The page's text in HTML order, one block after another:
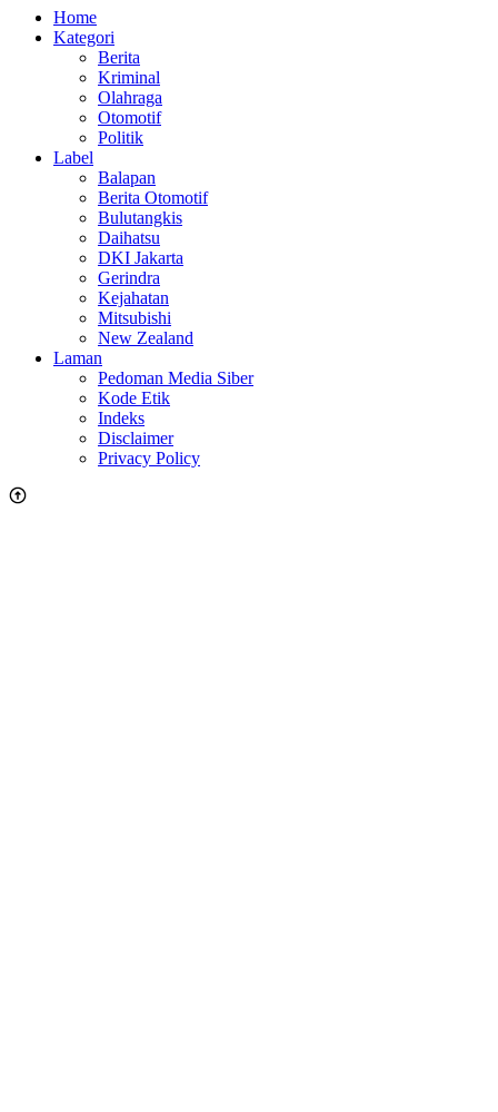
Home
Kategori
Berita
Kriminal
Olahraga
Otomotif
Politik
Label
Balapan
Berita Otomotif
Bulutangkis
Daihatsu
DKI Jakarta
Gerindra
Kejahatan
Mitsubishi
New Zealand
Laman
Pedoman Media Siber
Kode Etik
Indeks
Disclaimer
Privacy Policy